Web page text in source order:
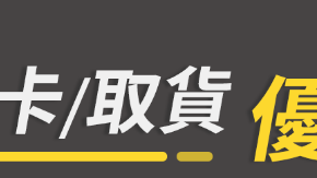
- momo購物網